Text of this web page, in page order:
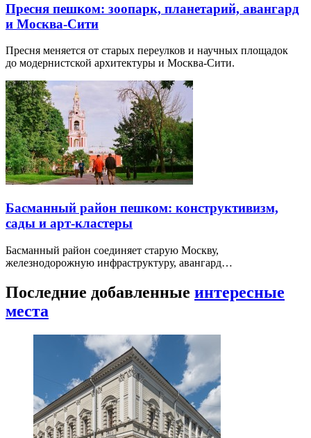
Пресня пешком: зоопарк, планетарий, авангард
и Москва-Сити
Пресня меняется от старых переулков и научных площадок
до модернистской архитектуры и Москва-Сити.
Басманный район пешком: конструктивизм,
сады и арт-кластеры
Басманный район соединяет старую Москву,
железнодорожную инфраструктуру, авангард…
Последние добавленные интересные
места